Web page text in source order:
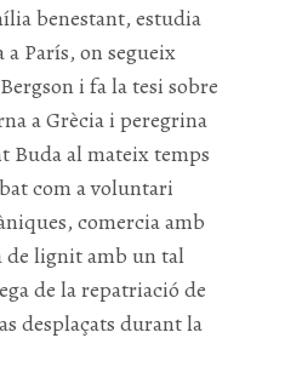
benestant, estudia
París, on segueix
i fa la tesi sobre
a Grècia i peregrina
Buda al mateix temps
com a voluntari
comercia amb
de lignit amb un tal
de la repatriació de
desplaçats durant la